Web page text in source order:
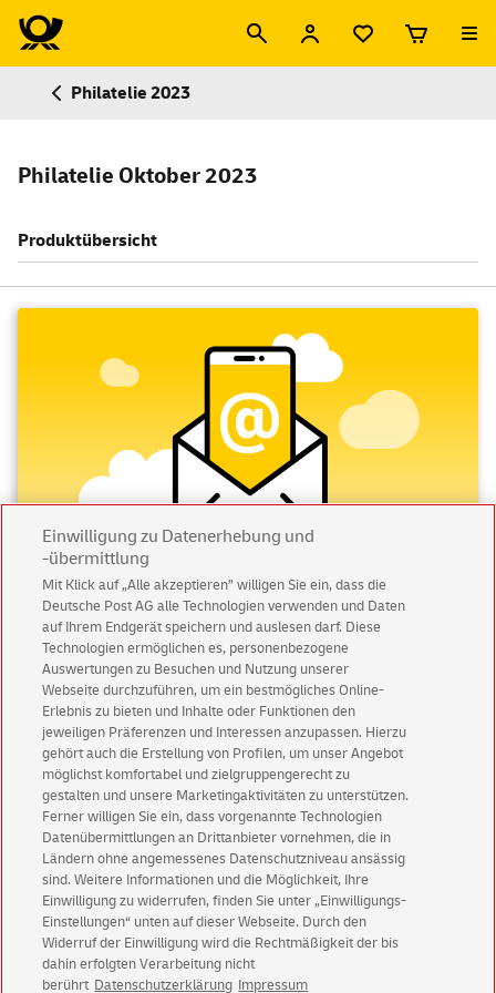
Philatelie 2023
Philatelie Oktober 2023
Produktübersicht
Abonnieren Sie unseren Newsletter
Immer informiert über exklusive Angebote und
Aktionen - jetzt mit Vorteil
Privatkundensichern sich einen5 € Gutschein
für POSTSCAN!
Geschäftskundenerhalten einen5 € Gutschein
für Briefmarke individuell!
Zur Newsletter-Anmeldung
© Fri Aug 07 05:09:50 CEST 2026 Deutsche Post AG
Einwilligung zu Datenerhebung und
-übermittlung
Mit Klick auf „Alle akzeptieren” willigen Sie ein, dass die
Deutsche Post AG alle Technologien verwenden und Daten
auf Ihrem Endgerät speichern und auslesen darf. Diese
Technologien ermöglichen es, personenbezogene
Auswertungen zu Besuchen und Nutzung unserer
Webseite durchzuführen, um ein bestmögliches Online-
Erlebnis zu bieten und Inhalte oder Funktionen den
jeweiligen Präferenzen und Interessen anzupassen. Hierzu
gehört auch die Erstellung von Profilen, um unser Angebot
möglichst komfortabel und zielgruppengerecht zu
gestalten und unsere Marketingaktivitäten zu unterstützen.
Ferner willigen Sie ein, dass vorgenannte Technologien
Datenübermittlungen an Drittanbieter vornehmen, die in
Ländern ohne angemessenes Datenschutzniveau ansässig
sind. Weitere Informationen und die Möglichkeit, Ihre
Einwilligung zu widerrufen, finden Sie unter „Einwilligungs-
Einstellungen“ unten auf dieser Webseite. Durch den
Widerruf der Einwilligung wird die Rechtmäßigkeit der bis
dahin erfolgten Verarbeitung nicht
berührt Datenschutzerklärung Impressum